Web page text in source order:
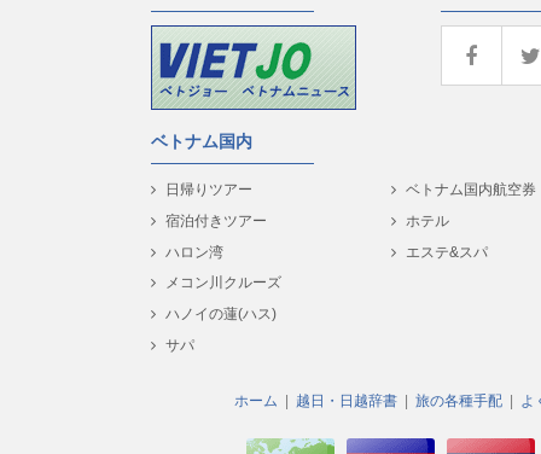
ベトナム国内
日帰りツアー
宿泊付きツアー
ハロン湾
メコン川クルーズ
ハノイの蓮(ハス)
サパ
ベトナム国内航空券
ホテル
エステ&スパ
ホーム 越日・日越辞書 旅の各種手配 よ